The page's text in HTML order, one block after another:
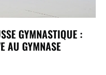
GYMNASTIQUE :
AU GYMNASE